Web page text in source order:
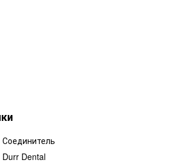
Соединитель
Durr Dental